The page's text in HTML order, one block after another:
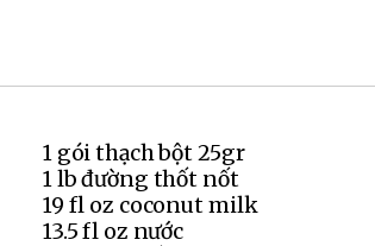
1 gói thạch bột 25gr
1 lb đường thốt nốt
19 fl oz coconut milk
13.5 fl oz nước